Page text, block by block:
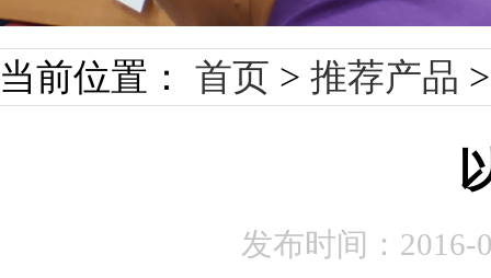
当前位置： 首页 > 推荐产品
发布时间： 2016-